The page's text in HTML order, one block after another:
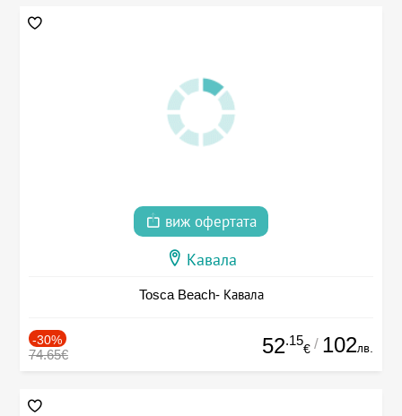
виж офертата
Кавала
Tosca Beach- Кавала
-30%
74.65€ 52.15
€ / 102лв.